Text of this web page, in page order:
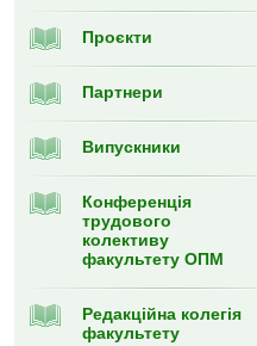
Проєкти
Партнери
Випуcкники
Конференція
трудового
колективу
факультету ОПМ
Редакційна колегія
факультету